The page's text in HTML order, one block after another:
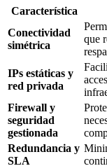
Característica
Conectividad
simétrica
que
IPs estáticas y
red privada
Firewall y
seguridad
gestionada
Redundancia y
SLA